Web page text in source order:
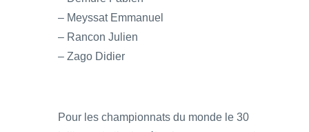
– Meyssat Emmanuel
– Rancon Julien
– Zago Didier
Pour les championnats du monde le 30